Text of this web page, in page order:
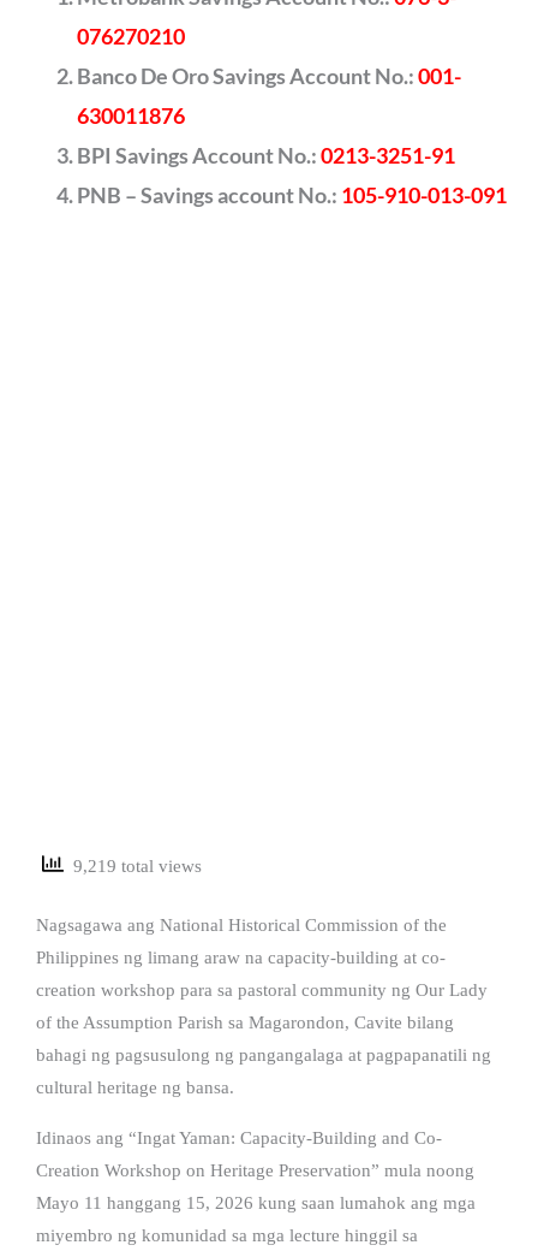
076270210
Banco De Oro Savings Account No.:001-
630011876
BPI Savings Account No.:0213-3251-91
PNB – Savings account No.: 105-910-013-091
9,219 total views
Nagsagawa ang National Historical Commission of the
Philippines ng limang araw na capacity-building at co-
creation workshop para sa pastoral community ng Our Lady
of the Assumption Parish sa Magarondon, Cavite bilang
bahagi ng pagsusulong ng pangangalaga at pagpapanatili ng
cultural heritage ng bansa.
Idinaos ang “Ingat Yaman: Capacity-Building and Co-
Creation Workshop on Heritage Preservation” mula noong
Mayo 11 hanggang 15, 2026 kung saan lumahok ang mga
miyembro ng komunidad sa mga lecture hinggil sa